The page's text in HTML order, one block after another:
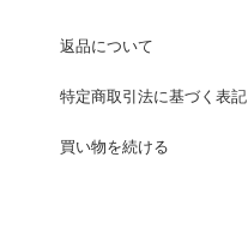
返品について
特定商取引法に基づく表記
買い物を続ける